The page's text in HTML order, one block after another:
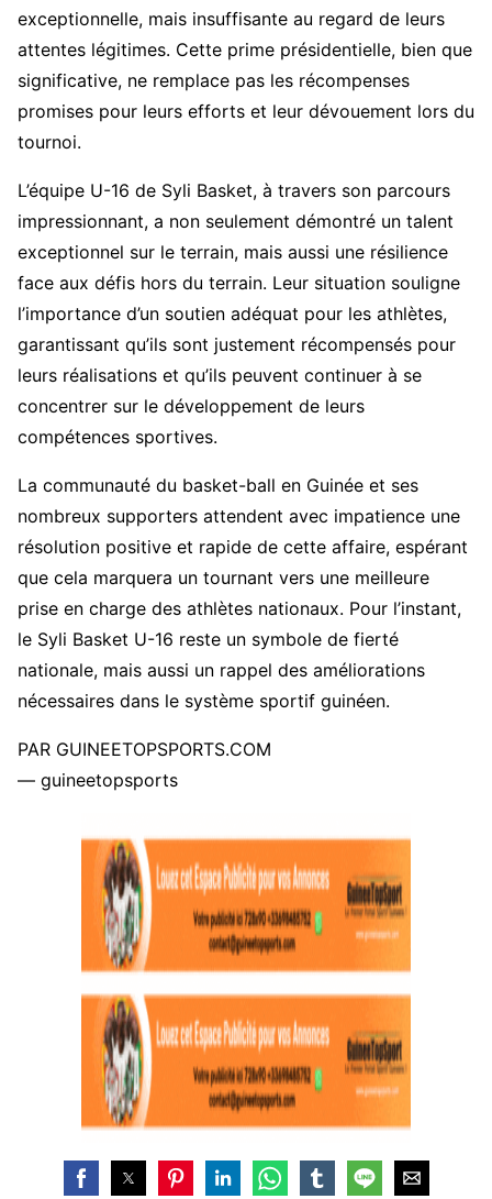
exceptionnelle, mais insuffisante au regard de leurs
attentes légitimes. Cette prime présidentielle, bien que
significative, ne remplace pas les récompenses
promises pour leurs efforts et leur dévouement lors du
tournoi.
L’équipe U-16 de Syli Basket, à travers son parcours
impressionnant, a non seulement démontré un talent
exceptionnel sur le terrain, mais aussi une résilience
face aux défis hors du terrain. Leur situation souligne
l’importance d’un soutien adéquat pour les athlètes,
garantissant qu’ils sont justement récompensés pour
leurs réalisations et qu’ils peuvent continuer à se
concentrer sur le développement de leurs
compétences sportives.
La communauté du basket-ball en Guinée et ses
nombreux supporters attendent avec impatience une
résolution positive et rapide de cette affaire, espérant
que cela marquera un tournant vers une meilleure
prise en charge des athlètes nationaux. Pour l’instant,
le Syli Basket U-16 reste un symbole de fierté
nationale, mais aussi un rappel des améliorations
nécessaires dans le système sportif guinéen.
PAR GUINEETOPSPORTS.COM
— guineetopsports